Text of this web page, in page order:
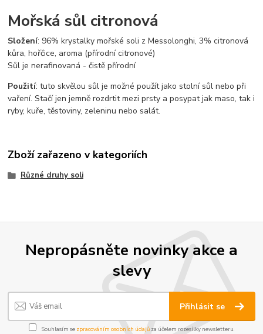
Mořská sůl citronová
Složení: 96% krystalky mořské soli z Messolonghi, 3% citronová
kůra, hořčice, aroma (přírodní citronové)
Sůl je nerafinovaná - čistě přírodní
Použití: tuto skvělou sůl je možné použít jako stolní sůl nebo při
vaření. Stačí jen jemně rozdrtit mezi prsty a posypat jak maso, tak i
ryby, kuře, těstoviny, zeleninu nebo salát.
Zboží zařazeno v kategoriích
Různé druhy soli
Nepropásněte novinky akce a
slevy
Přihlásit se
Souhlasím se zpracováním osobních údajůza účelem rozesílky newsletteru.